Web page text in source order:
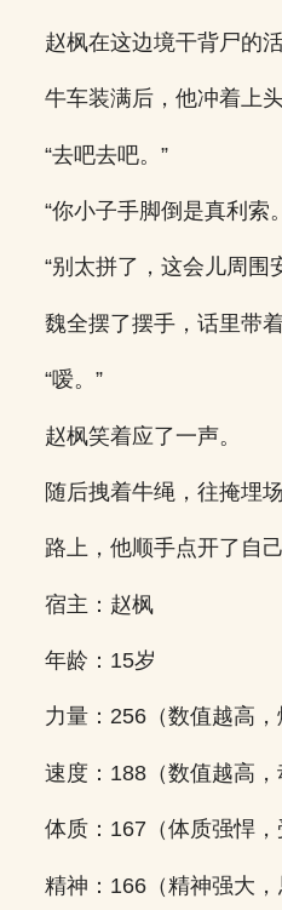
赵枫在这边境干背尸的
牛车装满后，他冲着上
“去吧去吧。”
“你小子手脚倒是真利索
“别太拼了，这会儿周围
魏全摆了摆手，话里带
“嗳。”
赵枫笑着应了一声。
随后拽着牛绳，往掩埋
路上，他顺手点开了自
宿主：赵枫
年龄：15岁
力量：256（数值越高，
速度：188（数值越高，
体质：167（体质强悍，
精神：166（精神强大